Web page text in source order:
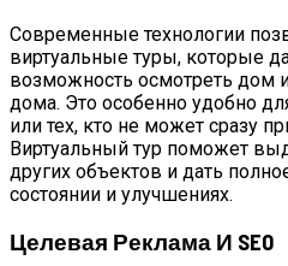
Современные технологии
виртуальные туры, которые
возможность осмотреть дом
дома. Это особенно удобно
или тех, кто не может сразу
Виртуальный тур поможет
других объектов и дать
состоянии и улучшениях.
Целевая Реклама И SEO